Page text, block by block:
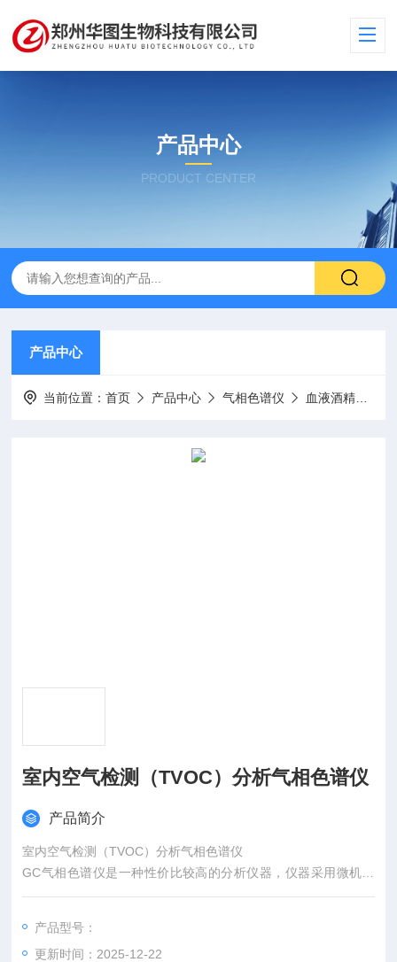
产品中心
PRODUCT CENTER
产品中心
当前位置：首页 产品中心 气相色谱仪 血液酒精专用气相色谱仪
室内空气检测（TVOC）分析气相色谱仪
产品简介
室内空气检测（TVOC）分析气相色谱仪
GC气相色谱仪是一种性价比较高的分析仪器，仪器采用微机控
制，键盘式操作，液晶屏幕中文菜单显示。具有电子线路集成度
适应长时间的运行工作。
产品型号：
更新时间：2025-12-22